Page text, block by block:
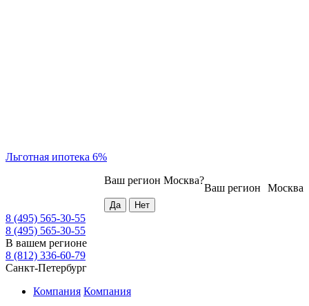
Льготная ипотека 6%
Москва
Ваш регион
Ваш регион Москва?
8 (495) 565-30-55
8 (495) 565-30-55
В вашем регионе
8 (812) 336-60-79
Санкт-Петербург
Компания Компания